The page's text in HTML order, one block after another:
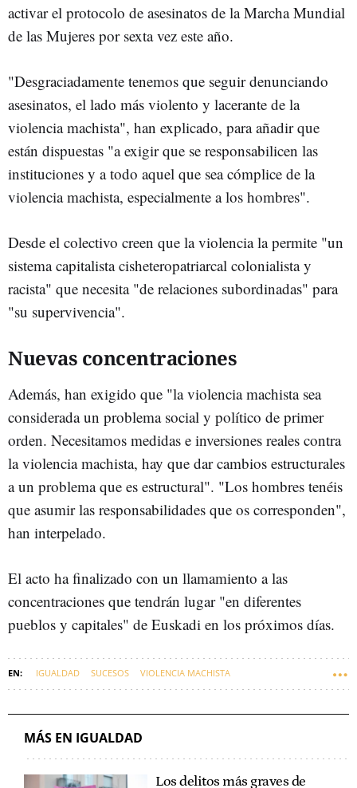
activar el protocolo de asesinatos de la Marcha Mundial
de las Mujeres por sexta vez este año.
"Desgraciadamente tenemos que seguir denunciando
asesinatos, el lado más violento y lacerante de la
violencia machista", han explicado, para añadir que
están dispuestas "a exigir que se responsabilicen las
instituciones y a todo aquel que sea cómplice de la
violencia machista, especialmente a los hombres".
Desde el colectivo creen que la violencia la permite "un
sistema capitalista cisheteropatriarcal colonialista y
racista" que necesita "de relaciones subordinadas" para
"su supervivencia".
Nuevas concentraciones
Además, han exigido que "la violencia machista sea
considerada un problema social y político de primer
orden. Necesitamos medidas e inversiones reales contra
la violencia machista, hay que dar cambios estructurales
a un problema que es estructural". "Los hombres tenéis
que asumir las responsabilidades que os corresponden",
han interpelado.
El acto ha finalizado con un llamamiento a las
concentraciones que tendrán lugar "en diferentes
pueblos y capitales" de Euskadi en los próximos días.
IGUALDAD SUCESOS VIOLENCIA MACHISTA
MÁS EN IGUALDAD
Los delitos más graves de